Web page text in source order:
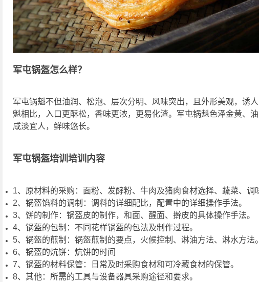
军屯锅盔怎么样？
军屯锅魁不但油润、松泡、层次分明、风味突出，且外形美观，诱
魁相比，入口更酥松，香味更浓，更易化渣。军屯锅魁色泽金黄、
咸淡宜人，鲜味悠长。
军屯锅盔培训培训内容
1、原材料的采购：面粉、发酵粉、牛肉及猪肉食材选择、蔬菜、调
2、锅盔馅料的调制：调料的详细配比，配置中的详细操作手法。
3、饼的制作：锅盔皮的制作，和面、醒面、擀皮的具体操作手法。
4、锅盔的包制：不同花样锅盔的包法及制作过程。
5、锅盔的煎制：锅盔煎制的要点，火候控制、淋油方法、淋水方法。
6、锅盔的炕饼：炕饼的时间
7、锅盔的材料保管：日常及时采购食材和可冷藏食材的保管。
8、其他：所需的工具与设备器具采购途径和要求。